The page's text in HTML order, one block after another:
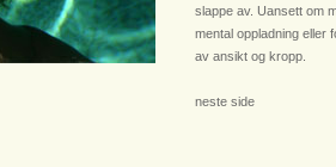
slappe av. Uansett om
mental oppladning eller
av ansikt og kropp.
neste side